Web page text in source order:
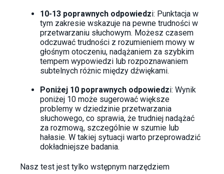
10-13 poprawnych odpowiedzi: Punktacja w
tym zakresie wskazuje na pewne trudności w
przetwarzaniu słuchowym. Możesz czasem
odczuwać trudności z rozumieniem mowy w
głośnym otoczeniu, nadążaniem za szybkim
tempem wypowiedzi lub rozpoznawaniem
subtelnych różnic między dźwiękami.
Poniżej 10 poprawnych odpowiedzi: Wynik
poniżej 10 może sugerować większe
problemy w dziedzinie przetwarzania
słuchowego, co sprawia, że trudniej nadążać
za rozmową, szczególnie w szumie lub
hałasie. W takiej sytuacji warto przeprowadzić
dokładniejsze badania.
Nasz test jest tylko wstępnym narzędziem